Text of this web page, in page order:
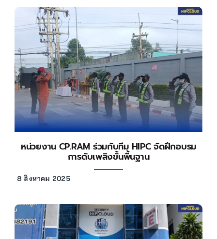
หน่วยงาน CP.RAM ร่วมกับทีม HIPC จัดฝึกอบรม
การดับเพลิงขั้นพื้นฐาน
8 สิงหาคม 2025